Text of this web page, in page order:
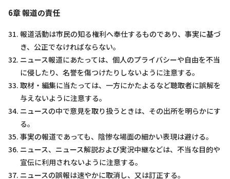
6章 報道の責任
報道活動は市民の知る権利へ奉仕するものであり、事実に基づ
き、公正でなければならない｡
ニュース報道にあたっては、個人のプライバシーや自由を不当
に侵したり、名誉を傷つけたりしないように注意する。
取材・編集に当たっては、一方にかたよるなど聴取者に誤解を
与えないように注意する。
ニュースの中で意見を取り扱うときは、その出所を明らかにす
る。
事実の報道であっても、陰惨な場面の細かい表現は避ける。
ニュース、ニュース解説および実況中継などは、不当な目的や
宣伝に利用されないように注意する。
ニュースの誤報は速やかに取消し、又は訂正する。